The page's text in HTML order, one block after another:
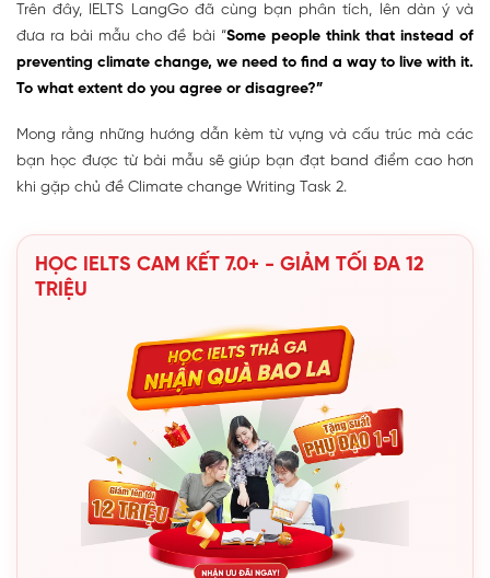
Trên đây, IELTS LangGo đã cùng bạn phân tích, lên dàn ý và
đưa ra bài mẫu cho đề bài “Some people think that instead of
preventing climate change, we need to find a way to live with it.
To what extent do you agree or disagree?”
Mong rằng những hướng dẫn kèm từ vựng và cấu trúc mà các
bạn học được từ bài mẫu sẽ giúp bạn đạt band điểm cao hơn
khi gặp chủ đề Climate change Writing Task 2.
HỌC IELTS CAM KẾT 7.0+ - GIẢM TỐI ĐA 12
TRIỆU